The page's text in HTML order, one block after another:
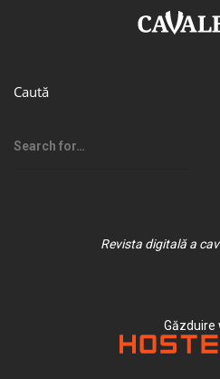
Caută
Revista digitală a
Găzduire